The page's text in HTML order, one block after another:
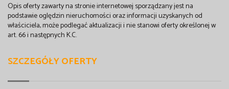
Opis oferty zawarty na stronie internetowej sporządzany jest na
podstawie oględzin nieruchomości oraz informacji uzyskanych od
właściciela, może podlegać aktualizacji i nie stanowi oferty określonej w
art. 66 i następnych K.C.
SZCZEGÓŁY OFERTY